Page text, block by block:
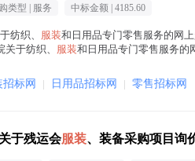
类型 | 服务 中标金额 | 4185.60
纺织、 服装和日用品专门零售服务的网
于纺织、 服装和日用品专门零售服务的
招标网 | 日用品招标网 | 零售招标网
于残运会服装、装备采购项目询